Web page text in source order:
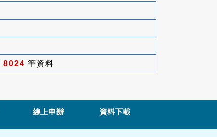
8024 筆資料
線上申辦 資料下載